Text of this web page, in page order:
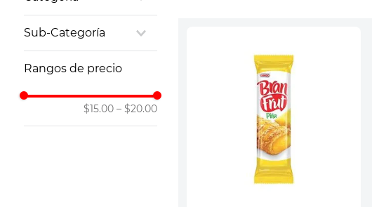
Sub-Categoría
Rangos de precio
$15.00 – $20.00
10. vitamina